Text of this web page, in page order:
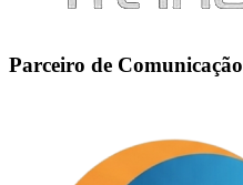
Parceiro de Comunicação